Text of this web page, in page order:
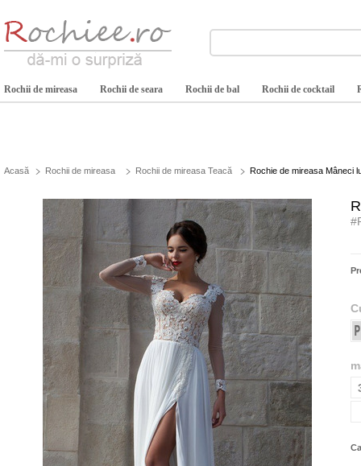
Rochii de mireasa Rochii de seara Rochii de bal Rochii de cocktail
Acasă Rochii de mireasa Rochii de mireasa Teacă Rochie de mireasa Mâneci